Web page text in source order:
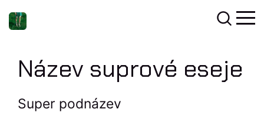
Název suprové eseje
Super podnázev